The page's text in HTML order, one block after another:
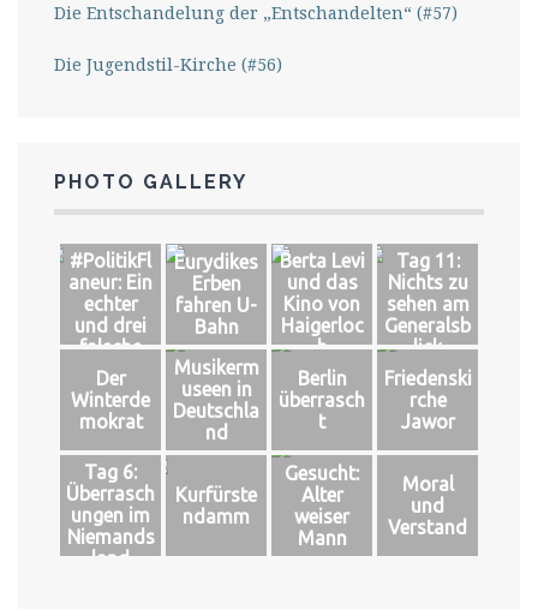
Die Entschandelung der „Entschandelten“ (#57)
Die Jugendstil-Kirche (#56)
PHOTO GALLERY
#PolitikFl
aneur: Ein
echter
und drei
falsche
Könige
Eurydikes
Erben
fahren U-
Bahn
Berta Levi
und das
Kino von
Haigerloc
h
Tag 11:
Nichts zu
sehen am
Generalsb
lick
Der
Winterde
mokrat
Musikerm
useen in
Deutschla
nd
Berlin
überrasch
t
Friedenski
rche
Jawor
Tag 6:
Überrasch
ungen im
Niemands
land
Kurfürste
ndamm
Gesucht:
Alter
weiser
Mann
Moral
und
Verstand